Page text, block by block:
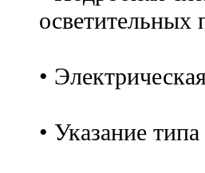
осветительных
•
• Указание